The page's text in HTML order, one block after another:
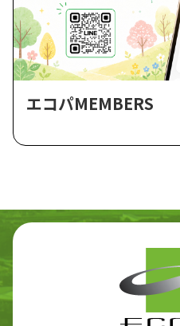
エコパMEMBERS